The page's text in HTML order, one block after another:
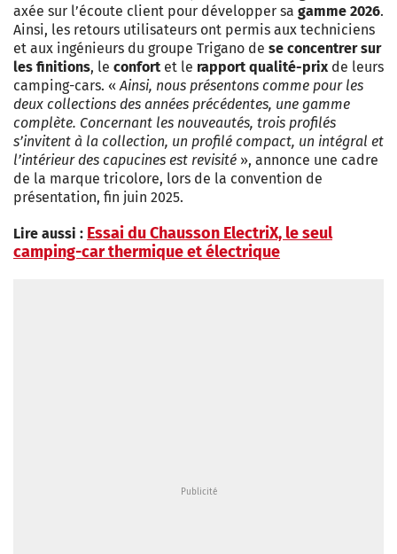
axée sur l’écoute client pour développer sa gamme 2026.
Ainsi, les retours utilisateurs ont permis aux techniciens
et aux ingénieurs du groupe Trigano de se concentrer sur
les finitions, le confort et le rapport qualité-prix de leurs
camping-cars. «Ainsi, nous présentons comme pour les
deux collections des années précédentes, une gamme
complète. Concernant les nouveautés, trois profilés
s’invitent à la collection, un profilé compact, un intégral et
l’intérieur des capucines est revisité », annonce une cadre
de la marque tricolore, lors de la convention de
présentation, fin juin 2025.
Lire aussi : Essai du Chausson ElectriX, le seul
camping-car thermique et électrique